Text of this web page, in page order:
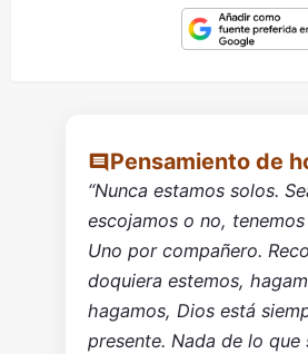
Pensamiento de
“Nunca estamos solos.
escojamos o no,
Uno por compañero.
doquiera estemos,
hagamos, Dios está
presente. Nada de lo que